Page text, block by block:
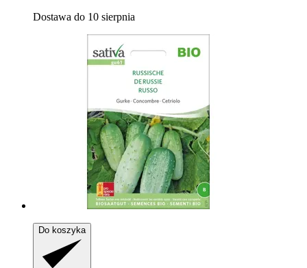
Dostawa do 10 sierpnia
Do koszyka